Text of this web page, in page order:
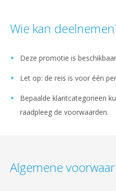
Wie kan
Deze promotie is
Let op: de reis is voor één
Bepaalde klantcategorieën
raadpleeg de voorwaarden.
Algemene